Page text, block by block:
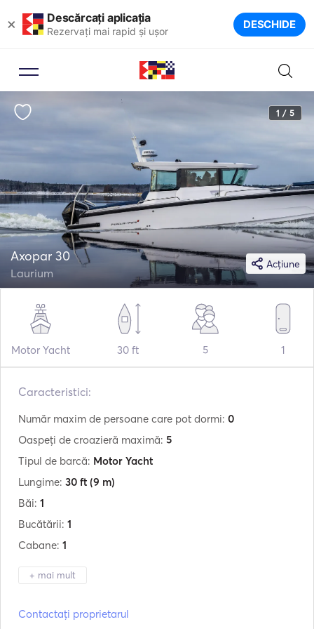
× Descărcați aplicația
Rezervați mai rapid și ușor DESCHIDE
1 / 5
Acțiune
Axopar 30
Laurium
Motor Yacht 30 ft 5 1
Caracteristici:
Număr maxim de persoane care pot dormi: 0
Oaspeți de croazieră maximă: 5
Tipul de barcă: Motor Yacht
Lungime: 30 ft (9 m)
Băi: 1
Bucătării: 1
Cabane: 1
+ mai mult
Contactați proprietarul